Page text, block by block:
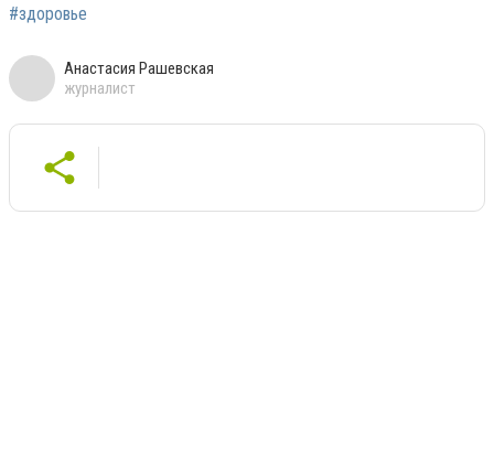
#здоровье
Анастасия Рашевская
журналист